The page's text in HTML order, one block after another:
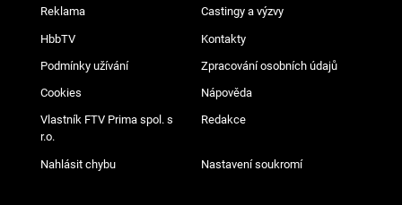
Reklama Castingy a výzvy
HbbTV Kontakty
Podmínky užívání Zpracování osobních údajů
Cookies Nápověda
Vlastník FTV Prima spol. s
r.o.
Redakce
Nahlásit chybu Nastavení soukromí